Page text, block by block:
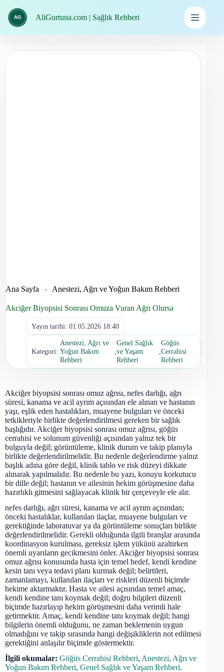
geç
AliGurtuna.com | Sağlık Rehberi
Ana Sayfa - Anestezi, Ağrı ve Yoğun Bakım Rehberi
Akciğer Biyopsisi Sonrası Omuza Vuran Ağrı Olursa
Yayın tarihi: 01.05.2026 18:40
Kategori:
Anestezi, Ağrı ve
Yoğun Bakım
Rehberi
,
Genel Sağlık
ve Yaşam
Rehberi
,
Göğüs
Cerrahisi
Rehberi
Akciğer biyopsisi sonrası omuz ağrısı, nefes darlığı, ağrı
süresi, kanama ve acil ayrım açısından ele alınan ve hastanın
yaşı, eşlik eden hastalıkları, muayene bulguları ve önceki
tetkikleriyle birlikte değerlendirilmesi gereken bir sağlık
başlığıdır. Akciğer biyopsisi sonrası omuz ağrısı, göğüs
cerrahisi ve solunum güvenliği açısından yalnız tek bir
bulguyla değil; görüntüleme, klinik durum ve takip planıyla
birlikte değerlendirilmelidir. Bu nedenle değerlendirme yalnız
başlık adına göre değil, klinik tablo ve risk düzeyi dikkate
alınarak yapılmalıdır. Bu nedenle bu yazı, konuyu korkutucu
bir dille değil; hastanın ve ailesinin hekim görüşmesine daha
hazırlıklı gitmesini sağlayacak klinik bir çerçeveyle ele alır.
nefes darlığı, ağrı süresi, kanama ve acil ayrım açısından;
önceki hastalıklar, kullanılan ilaçlar, muayene bulguları ve
gerektiğinde laboratuvar ya da görüntüleme sonuçları birlikte
değerlendirilmelidir. Gerekli olduğunda ilgili branşlar arasında
koordinasyon kurulması, gereksiz işlem yükünü azaltırken
önemli uyarıların gecikmesini önler. Akciğer biyopsisi sonrası
omuz ağrısı konusunda hasta için temel hedef, kendi kendine
kesin tanı veya tedavi planı kurmak değil; belirtileri,
zamanlamayı, kullanılan ilaçları ve riskleri düzenli biçimde
hekime aktarmaktır. Hasta ve ailesi açısından temel amaç,
kendi kendine tanı koymak değil; doğru bilgileri düzenli
biçimde hazırlayıp hekim görüşmesini daha verimli hale
getirmektir. Amaç, kendi kendine tanı koymak değil; hangi
bilgilerin önemli olduğunu, ne zaman beklemenin uygun
olmadığını ve takip sırasında hangi değişikliklerin not edilmesi
gerektiğini anlaşılır biçimde göstermektir.
İlgili okumalar: Göğüs Cerrahisi Rehberi, Anestezi, Ağrı ve
Yoğun Bakım Rehberi, Genel Sağlık ve Yaşam Rehberi.